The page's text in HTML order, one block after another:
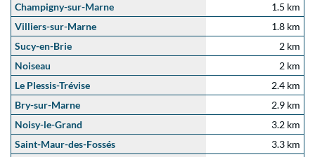
Champigny-sur-Marne
1.5 km
Villiers-sur-Marne
1.8 km
Sucy-en-Brie
2 km
Noiseau
2 km
Le Plessis-Trévise
2.4 km
Bry-sur-Marne
2.9 km
Noisy-le-Grand
3.2 km
Saint-Maur-des-Fossés
3.3 km